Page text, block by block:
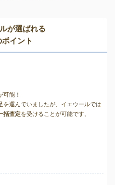
が選ばれる
イント
可能！
運んでいましたが、イエウールでは
括査定を受けることが可能です。